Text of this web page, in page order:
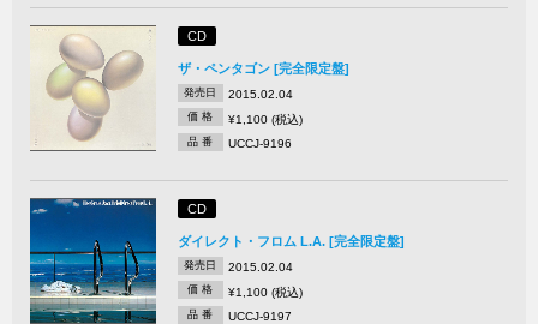
CD
ザ・ペンタゴン [完全限定盤]
発売日 2015.02.04
価 格 ¥1,100 (税込)
品 番 UCCJ-9196
CD
ダイレクト・フロム L.A. [完全限定盤]
発売日 2015.02.04
価 格 ¥1,100 (税込)
品 番 UCCJ-9197